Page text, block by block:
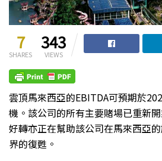
7
SHARES
343
VIEWS
雲頂馬來西亞的EBITDA可預期於
機。該公司的所有主要賭場已重新
好轉亦正在幫助該公司在馬來西亞
界的復甦。